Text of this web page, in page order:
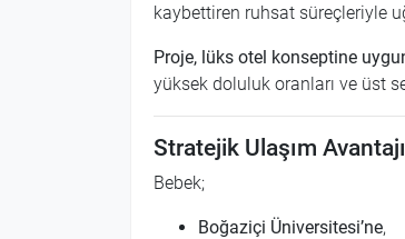
kaybettiren ruhsat süreçleriyle
Proje, lüks otel konseptine
yüksek doluluk oranları ve üst
Stratejik Ulaşım Avantajı
Bebek;
Boğaziçi Üniversitesi’ne,